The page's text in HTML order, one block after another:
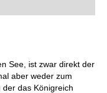
und
See, ist zwar direkt der
aber weder zum
das Königreich